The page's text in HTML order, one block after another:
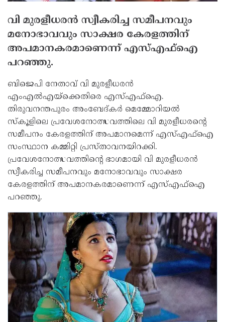
വി മുരളീധരന്‍ സ്വീകരിച്ച സമീപനവും
മനോഭാവവും സാക്ഷര കേരളത്തിന്
അപമാനകരമാണെന്ന് എസ്എഫ്ഐ
പറഞ്ഞു.
ബിജെപി നേതാവ് വി മുരളീധരന്‍
എംഎല്‍എയ്ക്കെതിരെ എസ്എഫ്ഐ.
തിരുവനന്തപുരം അംബേദ്കര്‍ മെമ്മോറിയല്‍
സ്‌കൂളിലെ പ്രവേശനോത്സവത്തിലെ വി മുരളീധരന്റെ
സമീപനം കേരളത്തിന് അപമാനമെന്ന് എസ്എഫ്ഐ
സംസ്ഥാന കമ്മിറ്റി പ്രസ്താവനയിറക്കി.
പ്രവേശനോത്സവത്തിന്റെ ഭാഗമായി വി മുരളീധരന്‍
സ്വീകരിച്ച സമീപനവും മനോഭാവവും സാക്ഷര
കേരളത്തിന് അപമാനകരമാണെന്ന് എസ്എഫ്ഐ
പറഞ്ഞു.